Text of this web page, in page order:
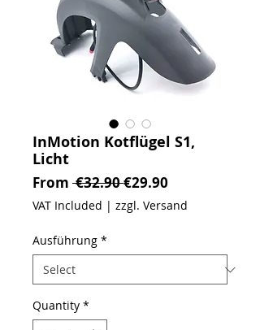
InMotion Kotflügel S1,
Licht
From €32.90 Regular Price
€29.90
VAT Included | zzgl. Versand
Ausführung *
Quantity *